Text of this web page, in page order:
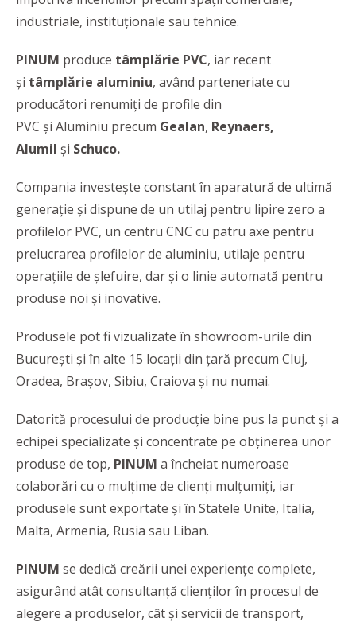
industriale, instituţionale sau tehnice.
PINUM produce tâmplărie PVC, iar recent
şi tâmplărie aluminiu, având parteneriate cu
producători renumiţi de profile din
PVC și Aluminiu precum Gealan, Reynaers,
Alumil și Schuco.
Compania investește constant în aparatură de ultimă
generație și dispune de un utilaj pentru lipire zero a
profilelor PVC, un centru CNC cu patru axe pentru
prelucrarea profilelor de aluminiu, utilaje pentru
operațiile de șlefuire, dar și o linie automată pentru
produse noi și inovative.
Produsele pot fi vizualizate în showroom-urile din
București și în alte 15 locații din țară precum Cluj,
Oradea, Brașov, Sibiu, Craiova şi nu numai.
Datorită procesului de producție bine pus la punct și a
echipei specializate și concentrate pe obținerea unor
produse de top, PINUM a încheiat numeroase
colaborări cu o mulțime de clienți mulțumiți, iar
produsele sunt exportate și în Statele Unite, Italia,
Malta, Armenia, Rusia sau Liban.
PINUM se dedică creării unei experiențe complete,
asigurând atât consultanță clienților în procesul de
alegere a produselor, cât și servicii de transport,